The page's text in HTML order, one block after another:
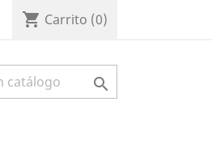
shopping_cart Carrito (0)
